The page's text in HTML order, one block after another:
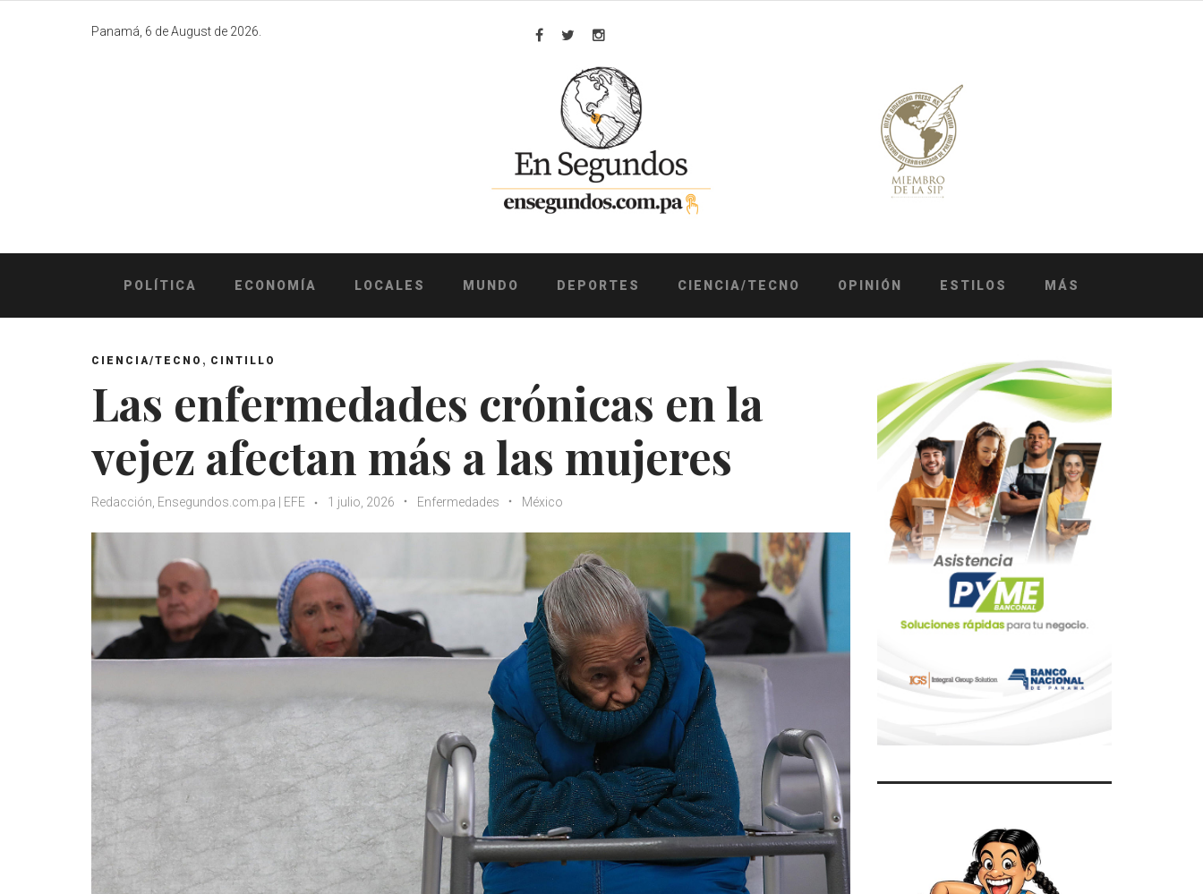
Panamá, 6 de August de 2026.
Facebook
TwitterInstagram
POLÍTICA ECONOMÍA LOCALES MUNDO DEPORTES CIENCIA/TECNO OPINIÓN ESTILOS MÁS
CIENCIA/TECNO , CINTILLO
Las enfermedades crónicas en la
vejez afectan más a las mujeres
Redacción, Ensegundos.com.pa | EFE 1 julio, 2026 Enfermedades México